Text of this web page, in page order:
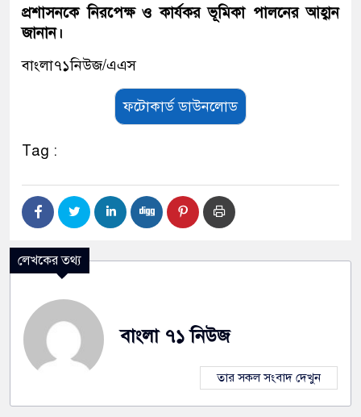
প্রশাসনকে নিরপেক্ষ ও কার্যকর ভূমিকা পালনের আহ্বান
জানান।
বাংলা৭১নিউজ/এএস
ফটোকার্ড ডাউনলোড
Tag :
লেখকের তথ্য
বাংলা ৭১ নিউজ
তার সকল সংবাদ দেখুন